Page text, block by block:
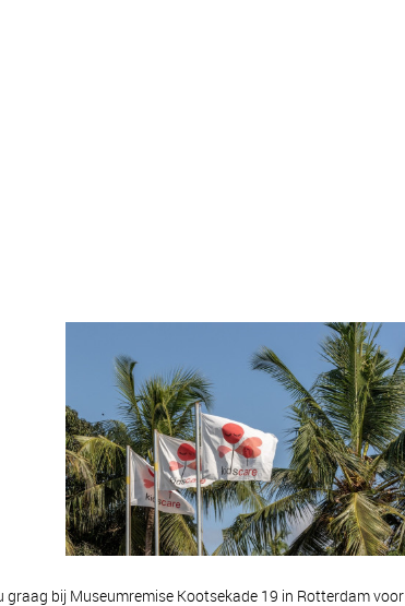
bij Museumremise Kootsekade 19 in Rotterdam voor